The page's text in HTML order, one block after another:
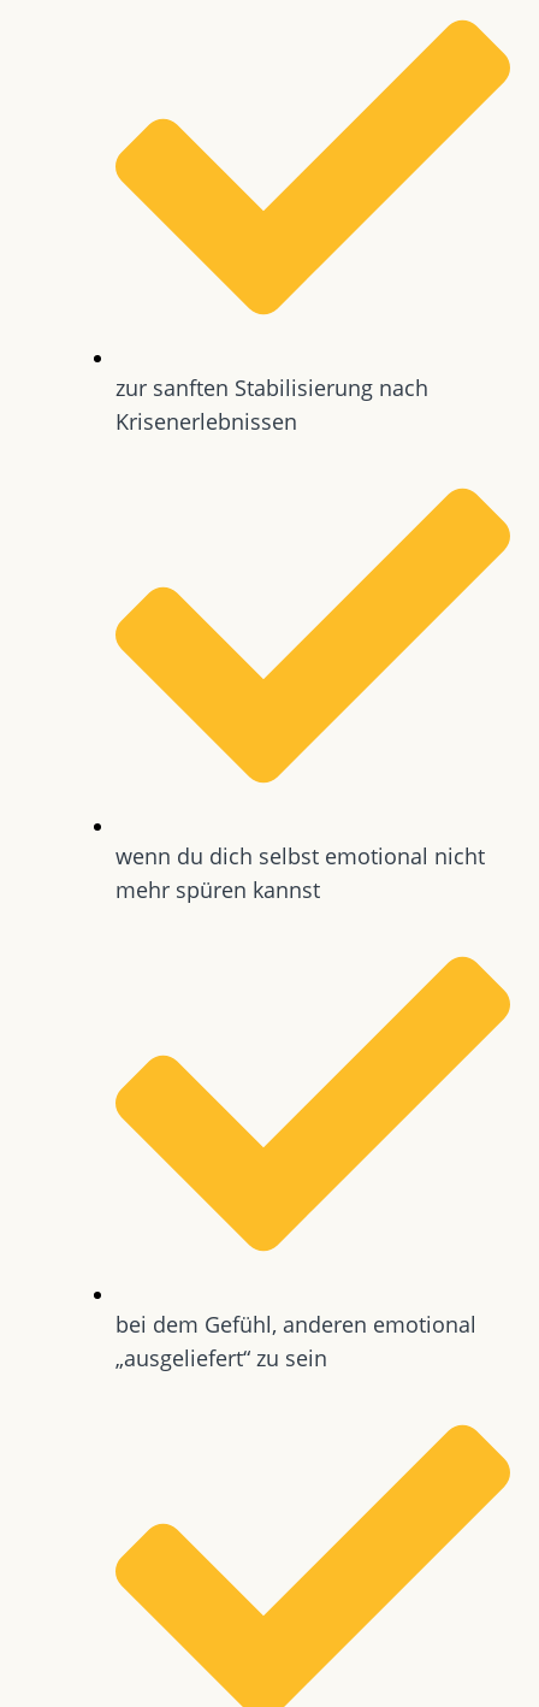
zur sanften Stabilisierung nach
Krisenerlebnissen
wenn du dich selbst emotional nicht
mehr spüren kannst
bei dem Gefühl, anderen emotional
„ausgeliefert“ zu sein